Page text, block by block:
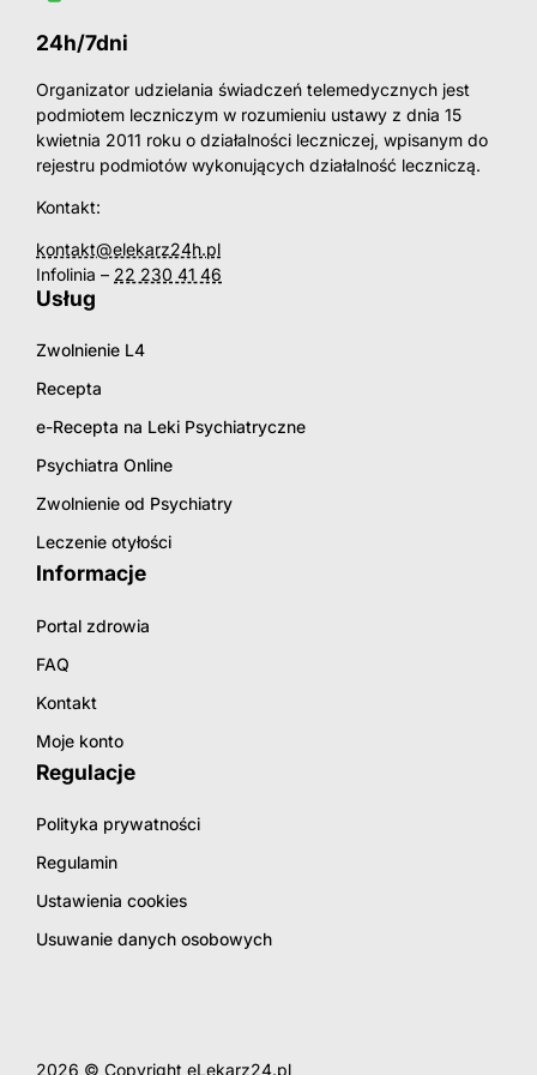
24h/7dni
Organizator udzielania świadczeń telemedycznych jest
podmiotem leczniczym w rozumieniu ustawy z dnia 15
kwietnia 2011 roku o działalności leczniczej, wpisanym do
rejestru podmiotów wykonujących działalność leczniczą.
Kontakt:
kontakt@elekarz24h.pl
Infolinia – 22 230 41 46
Usług
Zwolnienie L4
Recepta
e-Recepta na Leki Psychiatryczne
Psychiatra Online
Zwolnienie od Psychiatry
Leczenie otyłości
Informacje
Portal zdrowia
FAQ
Kontakt
Moje konto
Regulacje
Polityka prywatności
Regulamin
Ustawienia cookies
Usuwanie danych osobowych
2026 © Copyright eLekarz24.pl